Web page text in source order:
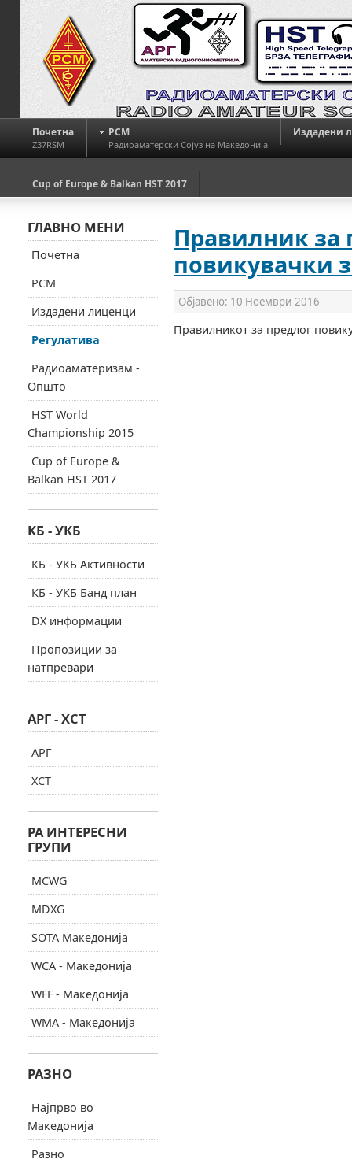
Почетна
Z37RSM
РСМ
Радиоаматерски Сојуз на Македонија
Издадени
Cup of Europe & Balkan HST 2017
Правилник за
повикувачки
Објавено: 10 Ноември 2016
Правилникот за предлог
ГЛАВНО МЕНИ
Почетна
РСМ
Издадени лиценци
Регулатива
Радиоаматеризам -
Општо
HST World
Championship 2015
Cup of Europe &
Balkan HST 2017
КБ - УКБ
КБ - УКБ Активности
КБ - УКБ Банд план
DX информации
Пропозиции за
натпревари
АРГ - ХСТ
АРГ
ХСТ
РА ИНТЕРЕСНИ
ГРУПИ
MCWG
MDXG
SOTA Македонија
WCA - Македонија
WFF - Македонија
WMA - Македонија
РАЗНО
Најпрво во
Македонија
Разно